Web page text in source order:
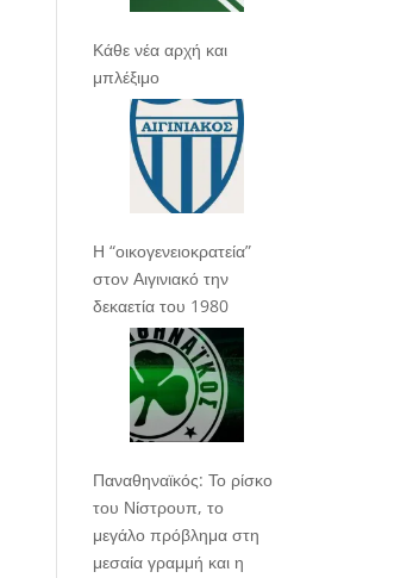
Κάθε νέα αρχή και
μπλέξιμο
Η “οικογενειοκρατεία”
στον Αιγινιακό την
δεκαετία του 1980
Παναθηναϊκός: Το ρίσκο
του Νίστρουπ, το
μεγάλο πρόβλημα στη
μεσαία γραμμή και η